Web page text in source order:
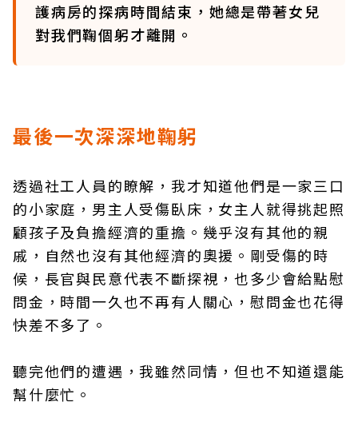
護病房的探病時間結束，她總是帶著女兒
對我們鞠個躬才離開。
最後一次深深地鞠躬
透過社工人員的瞭解，我才知道他們是一家三口
的小家庭，男主人受傷臥床，女主人就得挑起照
顧孩子及負擔經濟的重擔。幾乎沒有其他的親
戚，自然也沒有其他經濟的奧援。剛受傷的時
候，長官與民意代表不斷探視，也多少會給點慰
問金，時間一久也不再有人關心，慰問金也花得
快差不多了。
聽完他們的遭遇，我雖然同情，但也不知道還能
幫什麼忙。